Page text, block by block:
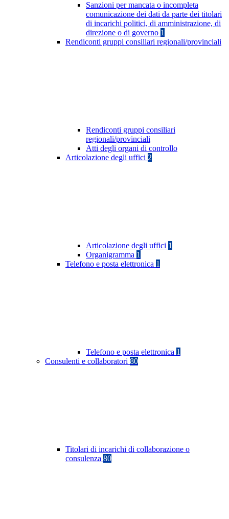
Sanzioni per mancata o incompleta
comunicazione dei dati da parte dei titolari
di incarichi politici, di amministrazione, di
direzione o di governo 1
Rendiconti gruppi consiliari regionali/provinciali
Rendiconti gruppi consiliari
regionali/provinciali
Atti degli organi di controllo
Articolazione degli uffici 2
Articolazione degli uffici 1
Organigramma 1
Telefono e posta elettronica 1
Telefono e posta elettronica 1
Consulenti e collaboratori 80
Titolari di incarichi di collaborazione o
consulenza 80